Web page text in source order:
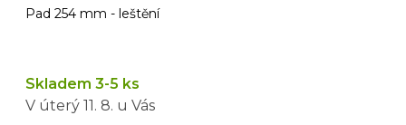
Pad 254 mm - leštění
Skladem 3-5 ks
V úterý 11. 8. u Vás